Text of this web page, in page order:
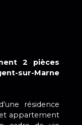
2 pièces
sur-Marne
résidence
appartement